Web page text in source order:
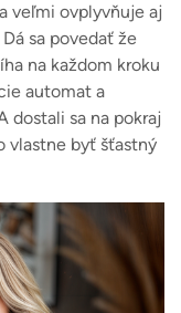
veľmi ovplyvňuje aj
sa povedať že
na každom kroku
automat a
dostali sa na pokraj
vlastne byť šťastný